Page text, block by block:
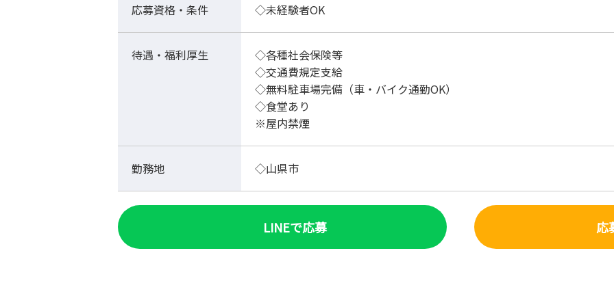
応募資格・条件 ◇未経験者OK
待遇・福利厚生
◇各種社会保険等
◇交通費規定支給
◇無料駐車場完備（車・バイク通勤OK）
◇食堂あり
※屋内禁煙
勤務地 ◇山県市
LINEで応募 応